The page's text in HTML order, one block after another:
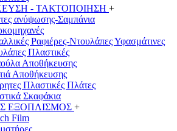
- ΤΑΚΤΟΠΟΙΗΣΗ +
ανύψωσης-Σαμπάνια
Ραφιέρες-Ντουλάπες Υφασμάτινες
Πλαστικές
Αποθήκευσης
Αποθήκευσης
Πλαστικές Πλάτες
Σκαφάκια
ΕΞΟΠΛΙΣΜΟΣ +
Film